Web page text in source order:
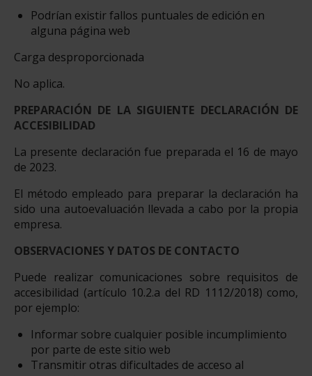
Podrían existir fallos puntuales de edición en
alguna página web
Carga desproporcionada
No aplica.
PREPARACIÓN DE LA SIGUIENTE DECLARACIÓN DE
ACCESIBILIDAD
La presente declaración fue preparada el 16 de mayo
de 2023.
El método empleado para preparar la declaración ha
sido una autoevaluación llevada a cabo por la propia
empresa.
OBSERVACIONES Y DATOS DE CONTACTO
Puede realizar comunicaciones sobre requisitos de
accesibilidad (artículo 10.2.a del RD 1112/2018) como,
por ejemplo:
Informar sobre cualquier posible incumplimiento
por parte de este sitio web
Transmitir otras dificultades de acceso al